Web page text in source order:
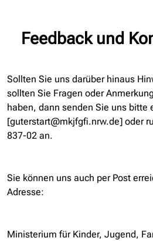
Feedback und
Sollten Sie uns darüber hinaus
sollten Sie Fragen oder
haben, dann senden Sie uns bitte
[guterstart@mkjfgfi.nrw.de] oder
837-02 an.
Sie können uns auch per Post
Adresse:
Ministerium für Kinder, Jugend,